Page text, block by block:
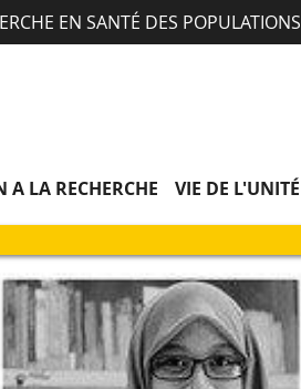
EN SANTÉ DES POPULATIONS
A LA RECHERCHE VIE DE L'UNITÉ